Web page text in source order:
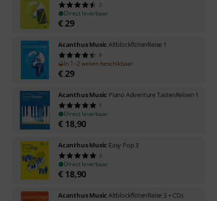
2
Direct leverbaar
€ 29
Acanthus Music AltblockflötenReise 1
9
In 1–2 weken beschikbaar
€ 29
Acanthus Music Piano Adventure TastenReisen 1
1
Direct leverbaar
€ 18,90
Acanthus Music Easy Pop 3
2
Direct leverbaar
€ 18,90
Acanthus Music AltblockflötenReise 3 + CDs